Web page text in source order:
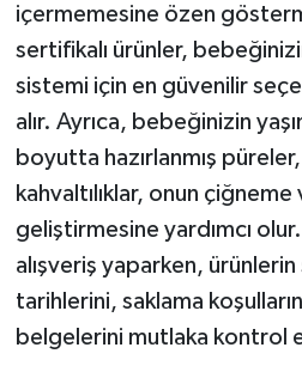
içermemesine özen
sertifikalı ürünler,
sistemi için en güvenilir
alır. Ayrıca, bebeğinizin
boyutta hazırlanmış püreler,
kahvaltılıklar, onun
geliştirmesine yardımcı
alışveriş yaparken, ürünlerin
tarihlerini, saklama
belgelerini mutlaka kontrol